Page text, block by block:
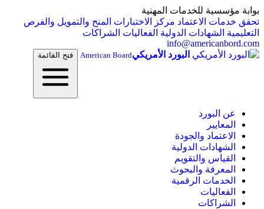
بوابة مؤسسية للخدمات المهنية
تحقق خدمات الاعتماد مركز الاختبارات المنح والتمويل والفرص
التعليمية الشهادات الدولية الفعاليات الشراكات
info@americanbord.com
البورد الأمريكيAmerican Board فتح القائمة
عن البورد
المعايير
الاعتماد والجودة
الشهادات الدولية
القياس والتقويم
المعرفة والبحوث
الخدمات الرقمية
الفعاليات
الشراكات